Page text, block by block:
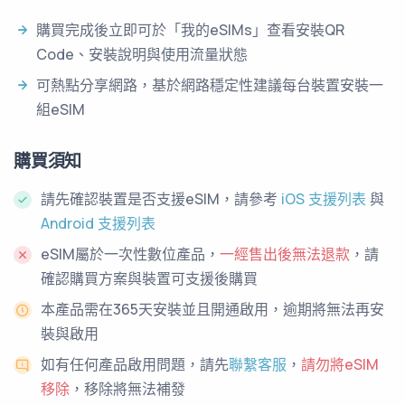
購買完成後立即可於「我的eSIMs」查看安裝QR
Code、安裝說明與使用流量狀態
可熱點分享網路，基於網路穩定性建議每台裝置安裝一
組eSIM
購買須知
請先確認裝置是否支援eSIM，請參考 iOS 支援列表 與
Android 支援列表
eSIM屬於一次性數位產品， 一經售出後無法退款 ，請
確認購買方案與裝置可支援後購買
本產品需在365天安裝並且開通啟用，逾期將無法再安
裝與啟用
如有任何產品啟用問題，請先聯繫客服 ， 請勿將eSIM
移除 ，移除將無法補發